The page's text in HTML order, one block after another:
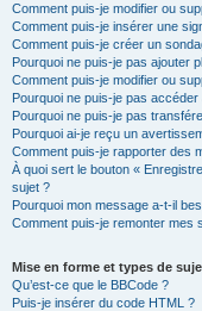
Comment puis-je modifier ou
Comment puis-je insérer une
Comment puis-je créer un
Pourquoi ne puis-je pas ajouter
Comment puis-je modifier ou
Pourquoi ne puis-je pas accéder
Pourquoi ne puis-je pas
Pourquoi ai-je reçu un
Comment puis-je rapporter des
À quoi sert le bouton «
sujet ?
Pourquoi mon message a-t-il
Comment puis-je remonter mes
Mise en forme et types de
Qu’est-ce que le BBCode ?
Puis-je insérer du code HTML ?